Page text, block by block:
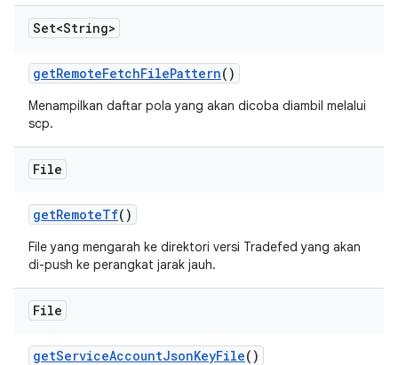
Set<String>
getRemoteFetchFilePattern()
Menampilkan daftar pola yang akan dicoba diambil melalui
scp.
File
getRemoteTf()
File yang mengarah ke direktori versi Tradefed yang akan
di-push ke perangkat jarak jauh.
File
getServiceAccountJsonKeyFile()